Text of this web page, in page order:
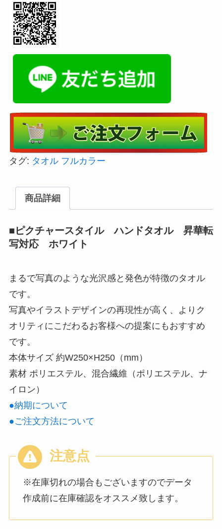
タグ: タオル フルカラー
商品詳細
■ピクチャースタイル ハンドタオル 昇華転
写対応 ホワイト
まるで写真のような光沢感と発色が特徴のタオル
です。
写真やイラストデザインの再現性が高く、よりク
オリティにこだわるお客様への提案にもおすすめ
です。
本体サイズ 約W250×H250（mm）
素材 ポリエステル、混合繊維（ポリエステル、ナ
イロン）
●納期について
●ご注文方法について
※在庫切れの場合もございますのでデータ
作成前に在庫確認をオススメ致します。